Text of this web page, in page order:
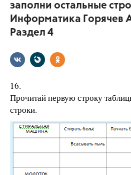
заполни остальные
Информатика Горячев
Раздел 4
16.
Прочитай первую строку
строки.